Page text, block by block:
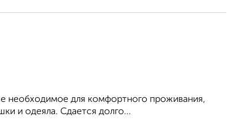
необходимое для комфортного проживания,
и одеяла. Сдается долго...